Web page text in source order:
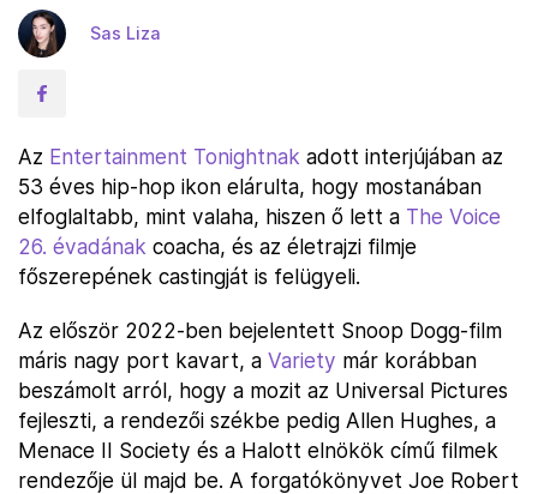
Sas Liza
Az Entertainment Tonightnak adott interjújában az
53 éves hip-hop ikon elárulta, hogy mostanában
elfoglaltabb, mint valaha, hiszen ő lett a The Voice
26. évadának coacha, és az életrajzi filmje
főszerepének castingját is felügyeli.
Az először 2022-ben bejelentett Snoop Dogg-film
máris nagy port kavart, a Variety már korábban
beszámolt arról, hogy a mozit az Universal Pictures
fejleszti, a rendezői székbe pedig Allen Hughes, a
Menace II Society és a Halott elnökök című filmek
rendezője ül majd be. A forgatókönyvet Joe Robert